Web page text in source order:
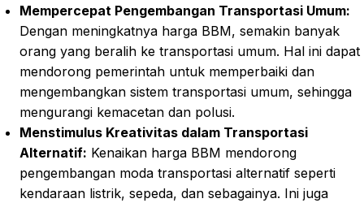
Mempercepat Pengembangan Transportasi Umum:
Dengan meningkatnya harga BBM, semakin banyak
orang yang beralih ke transportasi umum. Hal ini dapat
mendorong pemerintah untuk memperbaiki dan
mengembangkan sistem transportasi umum, sehingga
mengurangi kemacetan dan polusi.
Menstimulus Kreativitas dalam Transportasi
Alternatif: Kenaikan harga BBM mendorong
pengembangan moda transportasi alternatif seperti
kendaraan listrik, sepeda, dan sebagainya. Ini juga